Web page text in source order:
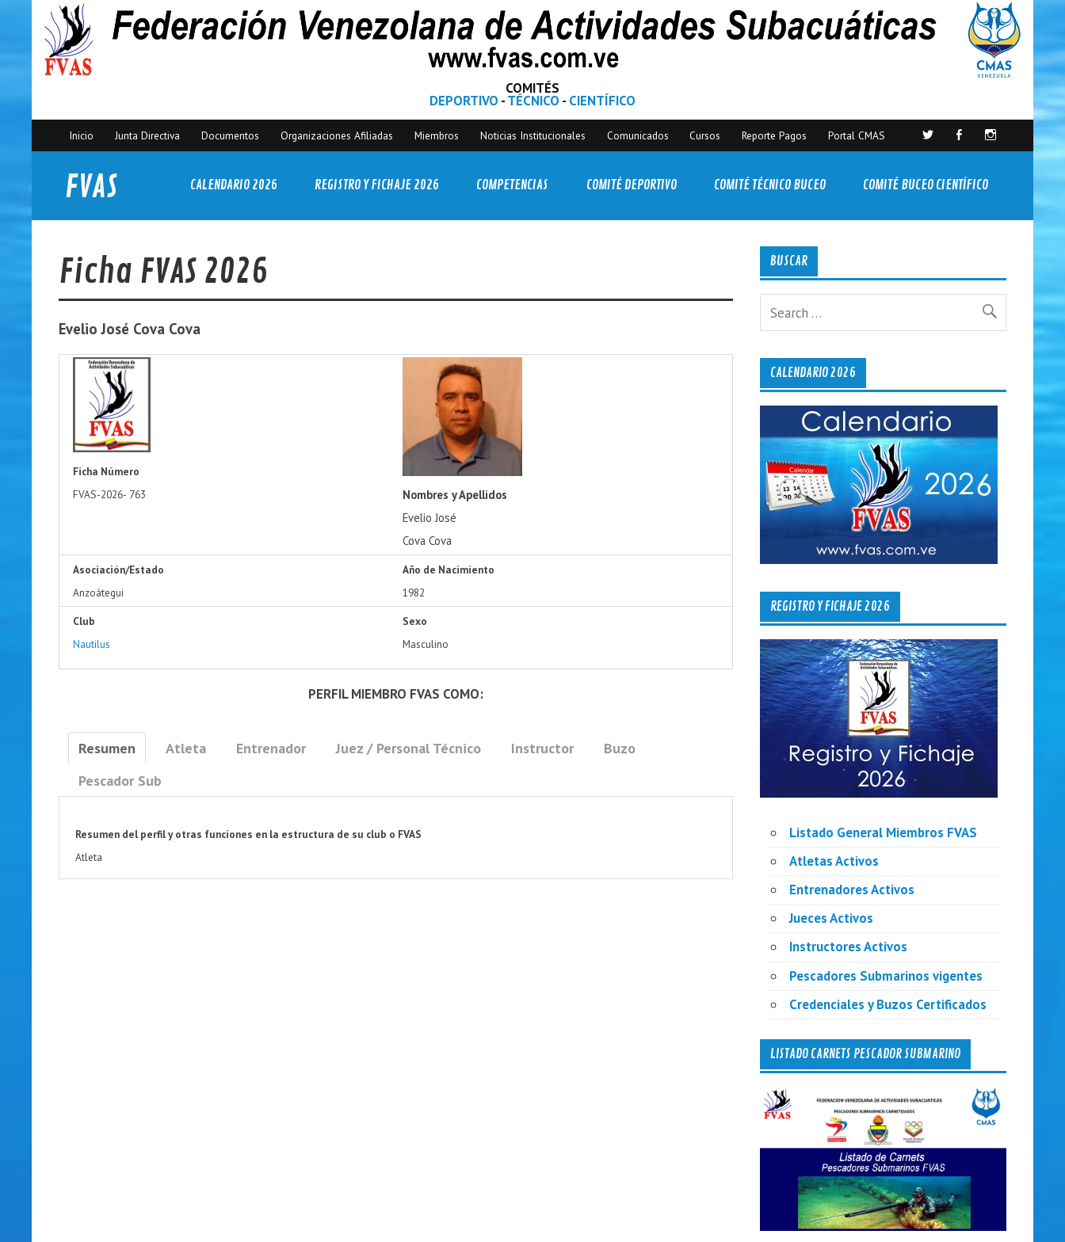
COMITÉS
DEPORTIVO -TÉCNICO - CIENTÍFICO
Inicio Junta Directiva Documentos Organizaciones Afiliadas Miembros Noticias Institucionales Comunicados Cursos Reporte Pagos Portal CMAS
FVAS
Federación Venezolana de Actividades Subacuáticas
CALENDARIO 2026 REGISTRO Y FICHAJE 2026 COMPETENCIAS COMITÉ DEPORTIVO COMITÉ TÉCNICO BUCEO COMITÉ BUCEO CIENTÍFICO
Ficha FVAS 2026
Evelio José Cova Cova
Ficha Número
FVAS-2026- 763
Nombres y Apellidos
Evelio José
Cova Cova
Asociación/Estado
Anzoátegui
Año de Nacimiento
1982
Club
Nautilus
Sexo
Masculino
PERFIL MIEMBRO FVAS COMO:
Resumen Atleta Entrenador Juez / Personal Técnico Instructor
Buzo
Pescador Sub
Resumen del perfil y otras funciones en la estructura de su club o FVAS
Atleta
BUSCAR
CALENDARIO 2026
REGISTRO Y FICHAJE 2026
Listado General Miembros FVAS
Atletas Activos
Entrenadores Activos
Jueces Activos
Instructores Activos
Pescadores Submarinos vigentes
Credenciales y Buzos Certificados
LISTADO CARNETS PESCADOR SUBMARINO